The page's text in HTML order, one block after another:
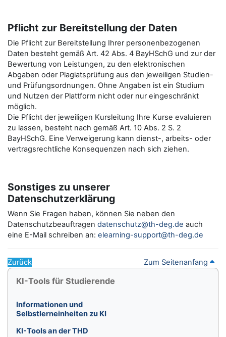
Pflicht zur Bereitstellung der Daten
Die Pflicht zur Bereitstellung Ihrer personenbezogenen
Daten besteht gemäß Art. 42 Abs. 4 BayHSchG und zur der
Bewertung von Leistungen, zu den elektronischen
Abgaben oder Plagiatsprüfung aus den jeweiligen Studien-
und Prüfungsordnungen. Ohne Angaben ist ein Studium
und Nutzen der Plattform nicht oder nur eingeschränkt
möglich.
Die Pflicht der jeweiligen Kursleitung Ihre Kurse evaluieren
zu lassen, besteht nach gemäß Art. 10 Abs. 2 S. 2
BayHSchG. Eine Verweigerung kann dienst-, arbeits- oder
vertragsrechtliche Konsequenzen nach sich ziehen.
Sonstiges zu unserer
Datenschutzerklärung
Wenn Sie Fragen haben, können Sie neben den
Datenschutzbeauftragen datenschutz@th-deg.de auch
eine E-Mail schreiben an: elearning-support@th-deg.de
Zurück Zum Seitenanfang
Blöcke
KI-Tools für Studierende überspringen
KI-Tools für Studierende
Informationen und
Selbstlerneinheiten zu KI
KI-Tools an der THD